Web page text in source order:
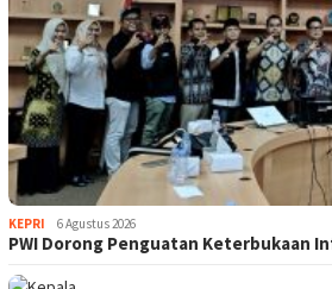
KEPRI 6 Agustus 2026
PWI Dorong Penguatan Keterbukaan